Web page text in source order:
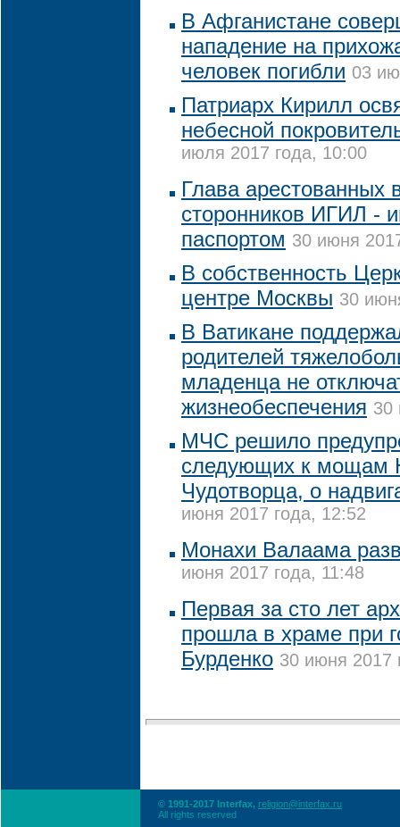
В Афганистане
нападение на
человек погибли 03
Патриарх Кирилл
небесной
июля 2017 года, 10:00
Глава арестованных
сторонников ИГИЛ -
паспортом 30 июня
В собственность
центре Москвы 30
В Ватикане
родителей
младенца не
жизнеобеспечения 30
МЧС решило
следующих к мощам
Чудотворца, о
июня 2017 года, 12:52
Монахи Валаама
июня 2017 года, 11:48
Первая за сто лет
прошла в храме при
Бурденко 30 июня 2017
© 1991-2017 Interfax, religion@interfax.ru
All rights reserved